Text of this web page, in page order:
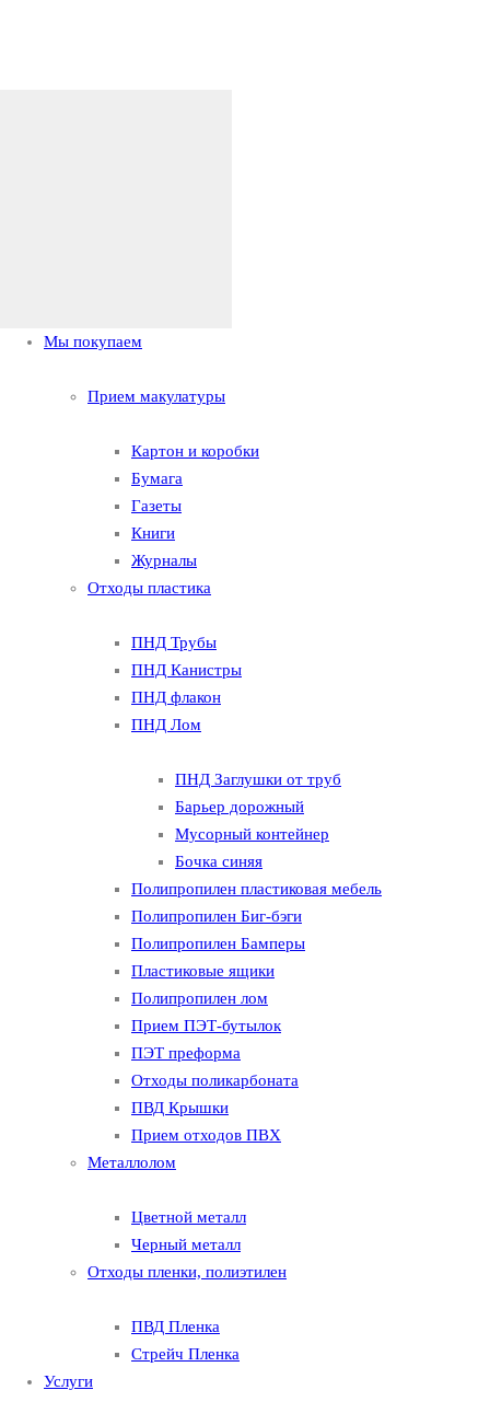
Мы покупаем
Прием макулатуры
Картон и коробки
Бумага
Газеты
Книги
Журналы
Отходы пластика
ПНД Трубы
ПНД Канистры
ПНД флакон
ПНД Лом
ПНД Заглушки от труб
Барьер дорожный
Мусорный контейнер
Бочка синяя
Полипропилен пластиковая мебель
Полипропилен Биг-бэги
Полипропилен Бамперы
Пластиковые ящики
Полипропилен лом
Прием ПЭТ-бутылок
ПЭТ преформа
Отходы поликарбоната
ПВД Крышки
Прием отходов ПВХ
Металлолом
Цветной металл
Черный металл
Отходы пленки, полиэтилен
ПВД Пленка
Стрейч Пленка
Услуги